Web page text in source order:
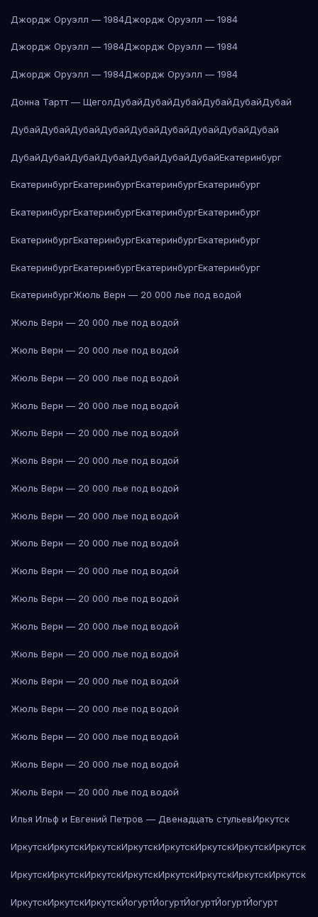
Джордж Оруэлл — 1984Джордж Оруэлл — 1984
Джордж Оруэлл — 1984Джордж Оруэлл — 1984
Джордж Оруэлл — 1984Джордж Оруэлл — 1984
Донна Тартт — ЩеголДубайДубайДубайДубайДубайДубай
ДубайДубайДубайДубайДубайДубайДубайДубайДубай
ДубайДубайДубайДубайДубайДубайДубайЕкатеринбург
ЕкатеринбургЕкатеринбургЕкатеринбургЕкатеринбург
ЕкатеринбургЕкатеринбургЕкатеринбургЕкатеринбург
ЕкатеринбургЕкатеринбургЕкатеринбургЕкатеринбург
ЕкатеринбургЕкатеринбургЕкатеринбургЕкатеринбург
ЕкатеринбургЖюль Верн — 20 000 лье под водой
Жюль Верн — 20 000 лье под водой
Жюль Верн — 20 000 лье под водой
Жюль Верн — 20 000 лье под водой
Жюль Верн — 20 000 лье под водой
Жюль Верн — 20 000 лье под водой
Жюль Верн — 20 000 лье под водой
Жюль Верн — 20 000 лье под водой
Жюль Верн — 20 000 лье под водой
Жюль Верн — 20 000 лье под водой
Жюль Верн — 20 000 лье под водой
Жюль Верн — 20 000 лье под водой
Жюль Верн — 20 000 лье под водой
Жюль Верн — 20 000 лье под водой
Жюль Верн — 20 000 лье под водой
Жюль Верн — 20 000 лье под водой
Жюль Верн — 20 000 лье под водой
Жюль Верн — 20 000 лье под водой
Жюль Верн — 20 000 лье под водой
Илья Ильф и Евгений Петров — Двенадцать стульевИркутск
ИркутскИркутскИркутскИркутскИркутскИркутскИркутскИркутск
ИркутскИркутскИркутскИркутскИркутскИркутскИркутскИркутск
ИркутскИркутскИркутскЙогуртЙогуртЙогуртЙогуртЙогурт